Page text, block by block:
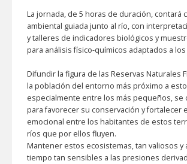
La jornada, de 5 horas de duración, contará
ambiental guiada junto al río, con
y talleres de indicadores biológicos y
para análisis físico-químicos adaptados a
Difundir la figura de las Reservas Naturales
la población del entorno más próximo a
especialmente entre los más pequeños, se
para favorecer su conservación y fortalecer
emocional entre los habitantes de estos
ríos que por ellos fluyen.
Mantener estos ecosistemas, tan valiosos y
tiempo tan sensibles a las presiones